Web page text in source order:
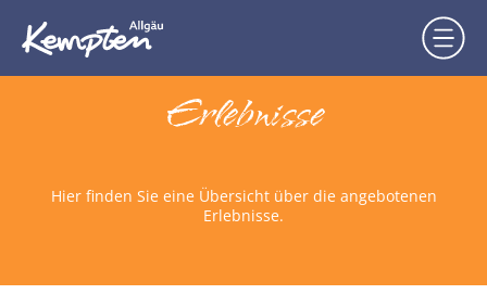
Erlebnisse
Hier finden Sie eine Übersicht über die angebotenen
Erlebnisse.